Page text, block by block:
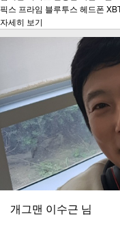
픽스 프라임 블루투스 헤드폰
자세히 보기
개그맨 이수근 님